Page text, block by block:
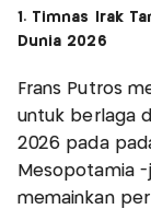
1. Timnas Irak
Dunia 2026
Frans Putros
untuk berlaga
2026 pada
Mesopotamia
memainkan